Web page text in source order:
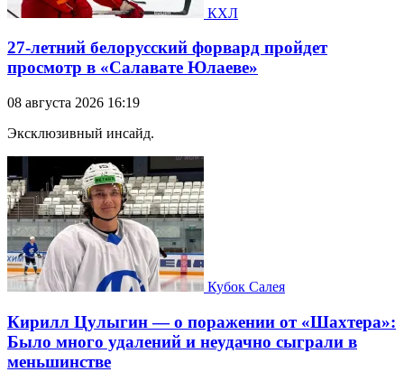
КХЛ
27-летний белорусский форвард пройдет
просмотр в «Салавате Юлаеве»
08 августа 2026 16:19
Эксклюзивный инсайд.
Кубок Салея
Кирилл Цулыгин — о поражении от «Шахтера»:
Было много удалений и неудачно сыграли в
меньшинстве